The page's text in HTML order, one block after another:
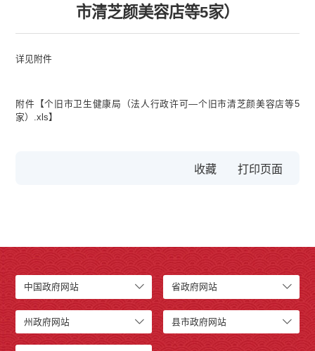
市清芝颜美容店等5家）
详见附件
附件【个旧市卫生健康局（法人行政许可—个旧市清芝颜美容店等5
家）.xls】
收藏
中国政府网站 省政府网站
州政府网站 县市政府网站